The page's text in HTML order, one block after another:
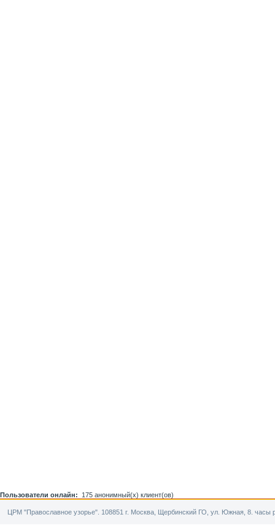
Пользователи онлайн: 175 анонимный(х) клиент(ов)
ЦРМ "Православное узорье". 108851 г. Москва, Щербинский ГО, ул. Южная, 8. часы